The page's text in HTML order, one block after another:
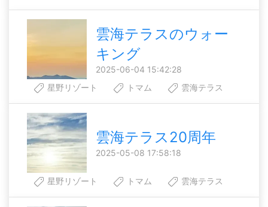
雲海テラスのウォー
キング
2025-06-04 15:42:28
星野リゾート
トマム 雲海テラス
雲海テラス20周年
2025-05-08 17:58:18
星野リゾート トマム 雲海テラス